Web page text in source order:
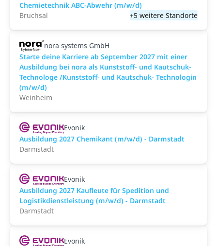
Chemietechnik ABC-Abwehr (m/w/d)
Bruchsal
+5 weitere Standorte
nora systems GmbH
Starte deine Karriere ab September 2027 mit einer
Ausbildung bei nora als Kunststoff- und Kautschuk-
Technologe /Kunststoff- und Kautschuk- Technologin
(m/w/d)
Weinheim
Evonik
Ausbildung 2027 Chemikant (m/w/d) - Darmstadt
Darmstadt
Evonik
Ausbildung 2027 Kaufleute für Spedition und
Logistikdienstleistung (m/w/d) - Darmstadt
Darmstadt
Evonik